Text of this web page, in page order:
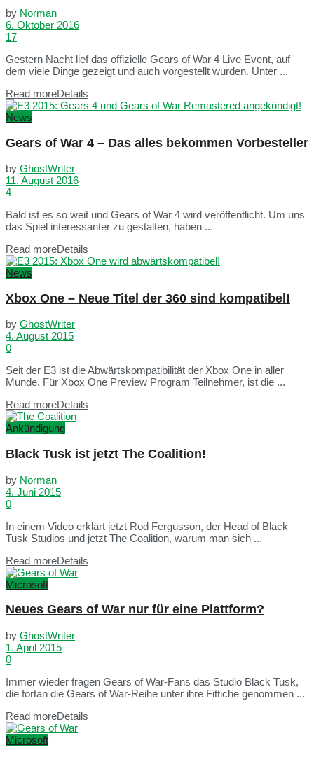
by Norman
6. Oktober 2016
17
Gestern Nacht lief das offizielle Gears of War 4 Live Event, auf
dem viele Dinge gezeigt und auch vorgestellt wurden. Unter ...
Read moreDetails
News
Gears of War 4 – Das alles bekommen Vorbesteller
by GhostWriter
11. August 2016
4
Bald ist es so weit und Gears of War 4 wird veröffentlicht. Um uns
das Spiel interessanter zu gestalten, haben ...
Read moreDetails
News
Xbox One – Neue Titel der 360 sind kompatibel!
by GhostWriter
4. August 2015
0
Seit der E3 ist die Abwärtskompatibilität der Xbox One in aller
Munde. Für Xbox One Preview Program Teilnehmer, ist die ...
Read moreDetails
Ankündigung
Black Tusk ist jetzt The Coalition!
by Norman
4. Juni 2015
0
In einem Video erklärt jetzt Rod Fergusson, der Head of Black
Tusk Studios und jetzt The Coalition, warum man sich ...
Read moreDetails
Microsoft
Neues Gears of War nur für eine Plattform?
by GhostWriter
1. April 2015
0
Immer wieder fragen Gears of War-Fans das Studio Black Tusk,
die fortan die Gears of War-Reihe unter ihre Fittiche genommen ...
Read moreDetails
Microsoft